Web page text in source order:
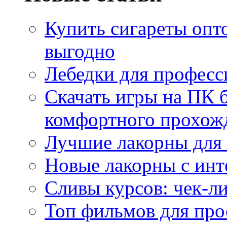
Купить сигареты
выгодно
Лебедки для
Скачать игры на ПК
комфортного
Лучшие лакорны для
Новые лакорны с
Сливы курсов: чек-
Топ фильмов для